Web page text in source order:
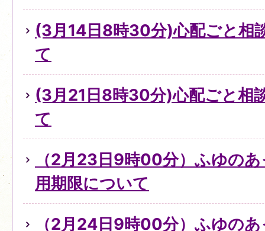
(3月14日8時30分)心配ごと相
て
(3月21日8時30分)心配ごと相
て
（2月23日9時00分）ふゆの
用期限について
（2月24日9時00分）ふゆの